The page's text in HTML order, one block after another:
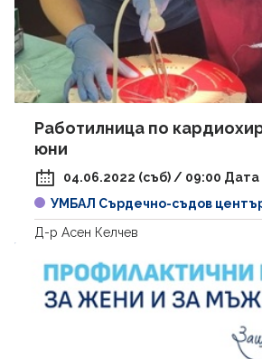
Работилница по
юни
04.06.2022 (съб) / 09:00 Дата
УМБАЛ Сърдечно-съдов
Д-р Асен Келчев